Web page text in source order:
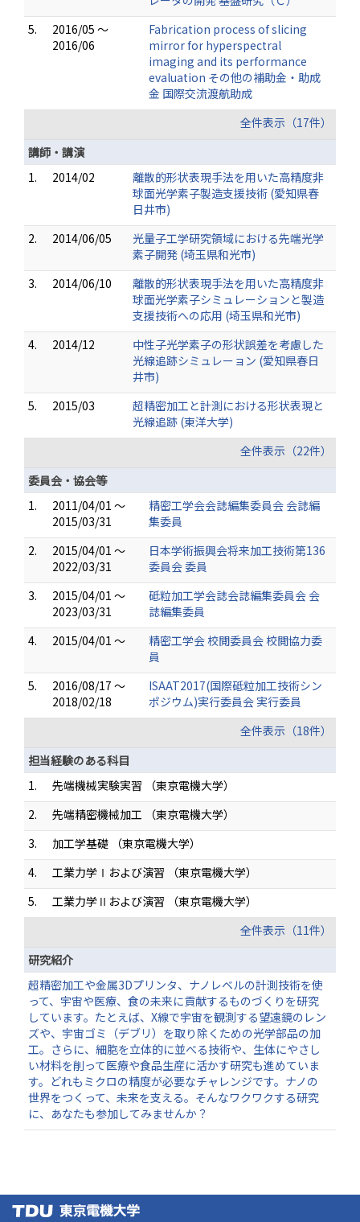
5.
2016/05 ～
2016/06
Fabrication process of slicing
mirror for hyperspectral
imaging and its performance
evaluation その他の補助金・助成
金 国際交流渡航助成
全件表示（17件）
講師・講演
1.
2014/02
離散的形状表現手法を用いた高精度非
球面光学素子製造支援技術 (愛知県春
日井市)
2.
2014/06/05
光量子工学研究領域における先端光学
素子開発 (埼玉県和光市)
3.
2014/06/10
離散的形状表現手法を用いた高精度非
球面光学素子シミュレーションと製造
支援技術への応用 (埼玉県和光市)
4.
2014/12
中性子光学素子の形状誤差を考慮した
光線追跡シミュレーョン (愛知県春日
井市)
5.
2015/03
超精密加工と計測における形状表現と
光線追跡 (東洋大学)
全件表示（22件）
委員会・協会等
1.
2011/04/01 ～
2015/03/31
精密工学会会誌編集委員会 会誌編
集委員
2.
2015/04/01 ～
2022/03/31
日本学術振興会将来加工技術第136
委員会 委員
3.
2015/04/01 ～
2023/03/31
砥粒加工学会誌会誌編集委員会 会
誌編集委員
4.
2015/04/01 ～
精密工学会 校閲委員会 校閲協力委
員
5.
2016/08/17 ～
2018/02/18
ISAAT2017(国際砥粒加工技術シン
ポジウム)実行委員会 実行委員
全件表示（18件）
担当経験のある科目
1.
先端機械実験実習 （東京電機大学）
2.
先端精密機械加工 （東京電機大学）
3.
加工学基礎 （東京電機大学）
4.
工業力学Ⅰおよび演習 （東京電機大学）
5.
工業力学Ⅱおよび演習 （東京電機大学）
全件表示（11件）
研究紹介
超精密加工や金属3Dプリンタ、ナノレベルの計測技術を使
って、宇宙や医療、食の未来に貢献するものづくりを研究
しています。たとえば、X線で宇宙を観測する望遠鏡のレン
ズや、宇宙ゴミ（デブリ）を取り除くための光学部品の加
工。さらに、細胞を立体的に並べる技術や、生体にやさし
い材料を削って医療や食品生産に活かす研究も進めていま
す。どれもミクロの精度が必要なチャレンジです。ナノの
世界をつくって、未来を支える。そんなワクワクする研究
に、あなたも参加してみませんか？